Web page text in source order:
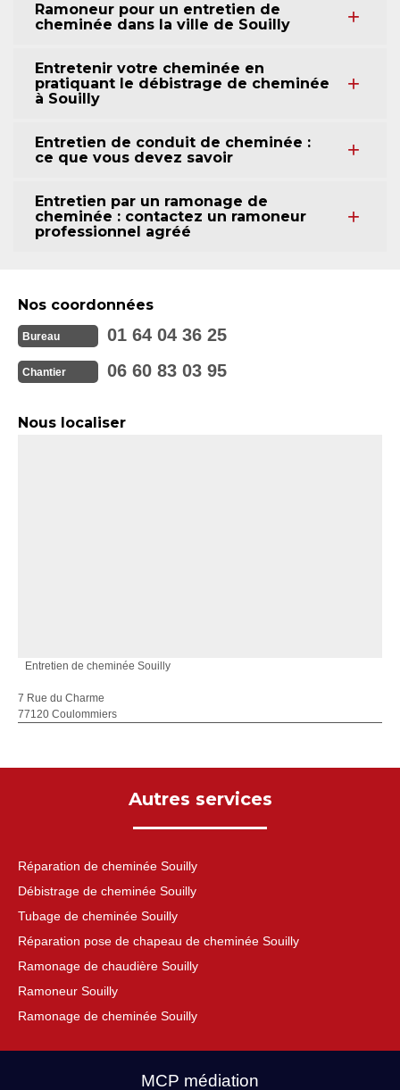
Ramoneur pour un entretien de
cheminée dans la ville de Souilly
Entretenir votre cheminée en
pratiquant le débistrage de cheminée
à Souilly
Entretien de conduit de cheminée :
ce que vous devez savoir
Entretien par un ramonage de
cheminée : contactez un ramoneur
professionnel agréé
Nos coordonnées
Bureau 01 64 04 36 25
Chantier 06 60 83 03 95
Nous localiser
Entretien de cheminée Souilly
7 Rue du Charme
77120 Coulommiers
Autres services
Réparation de cheminée Souilly
Débistrage de cheminée Souilly
Tubage de cheminée Souilly
Réparation pose de chapeau de cheminée Souilly
Ramonage de chaudière Souilly
Ramoneur Souilly
Ramonage de cheminée Souilly
MCP médiation